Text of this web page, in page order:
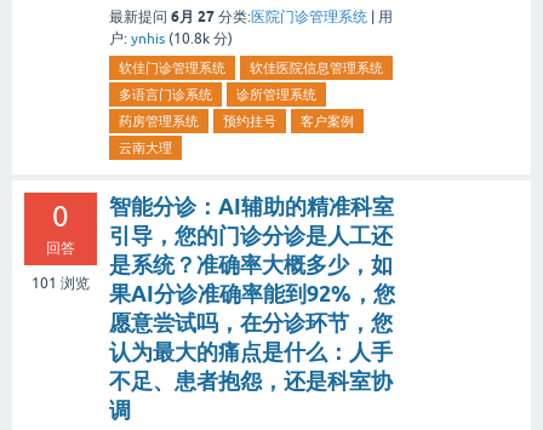
最新提问 6月 27 分类:医院门诊管理系统
用
户: ynhis (10.8k 分)
软佳门诊管理系统
软佳医院信息管理系统
多语言门诊系统
诊所管理系统
药房管理系统
预约挂号
客户案例
云南大理
0
回答
101 浏览
智能分诊：AI辅助的精准科室
引导，您的门诊分诊是人工还
是系统？准确率大概多少，如
果AI分诊准确率能到92%，您
愿意尝试吗，在分诊环节，您
认为最大的痛点是什么：人手
不足、患者抱怨，还是科室协
调